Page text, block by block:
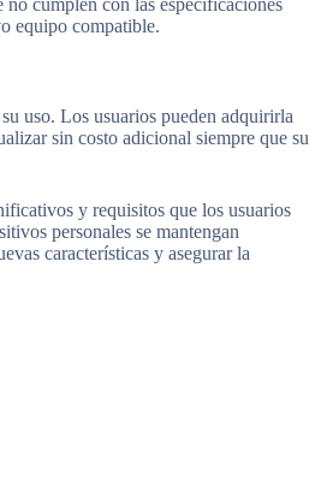
cumplen con las especificaciones
equipo compatible.
uso. Los usuarios pueden adquirirla
sin costo adicional siempre que su
y requisitos que los usuarios
personales se mantengan
características y asegurar la